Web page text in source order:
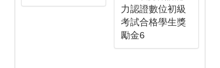
力認證數位初級
考試合格學生獎
勵金6